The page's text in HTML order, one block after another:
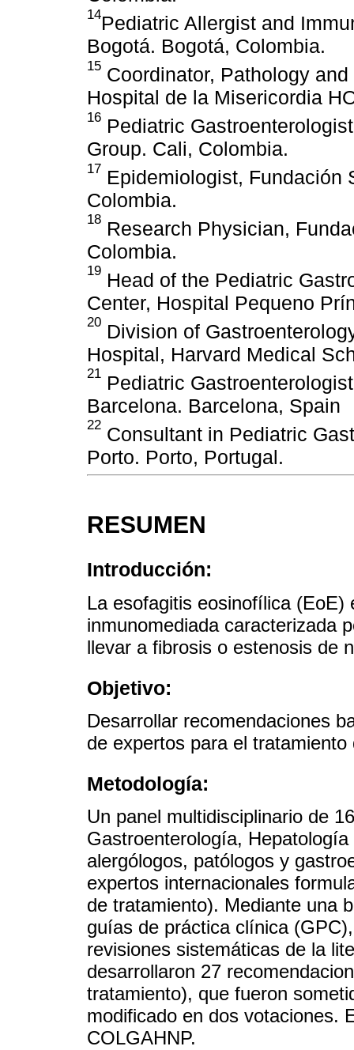
14Pediatric Allergist and
Bogotá. Bogotá, Colombia.
15 Coordinator, Pathology
Hospital de la Misericordia
16 Pediatric
Group. Cali, Colombia.
17 Epidemiologist, Fundación
Colombia.
18 Research Physician,
Colombia.
19 Head of the Pediatric
Center, Hospital Pequeno
20 Division of
Hospital, Harvard Medical
21 Pediatric
Barcelona. Barcelona, ​​Spain
22 Consultant in Pediatric
Porto. Porto, Portugal.
RESUMEN
Introducción:
La esofagitis eosinofílica (EoE)
inmunomediada caracterizada
llevar a fibrosis o estenosis de
Objetivo:
Desarrollar recomendaciones
de expertos para el
Metodología:
Un panel multidisciplinario de
Gastroenterología,
alergólogos, patólogos y
expertos internacionales
de tratamiento). Mediante una
guías de práctica clínica
revisiones sistemáticas de la
desarrollaron 27
tratamiento), que fueron
modificado en dos votaciones.
COLGAHNP.